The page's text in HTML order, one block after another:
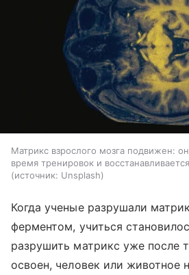
Матрикс взрослого мозга подвижен:
время тренировок и
источник: Unsplash
Когда ученые разрушали
ферментом, учиться
разрушить матрикс уже после
освоен, человек или животное